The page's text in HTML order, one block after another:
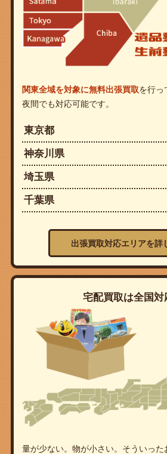
関東全域を対象に無料出張買取を行っ
夜間でも対応可能です。
東京都
神奈川県
埼玉県
千葉県
出張買取対応エリアを詳
宅配買取は全国対
量が少ない。物が小さい。そういっ